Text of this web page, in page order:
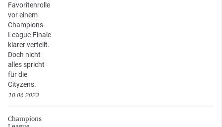
Favoritenrolle
vor einem
Champions-
League-Finale
klarer verteilt.
Doch nicht
alles spricht
für die
Cityzens.
10.06.2023
Champions